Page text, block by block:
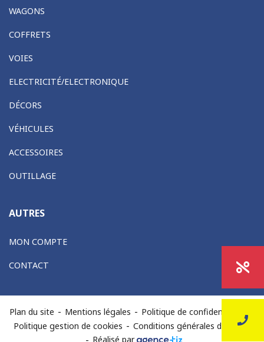
WAGONS
COFFRETS
VOIES
ELECTRICITÉ/ELECTRONIQUE
DÉCORS
VÉHICULES
ACCESSOIRES
OUTILLAGE
AUTRES
MON COMPTE
CONTACT
Plan du site - Mentions légales - Politique de confidentialité
Politique gestion de cookies - Conditions générales de vente
Réalisé par